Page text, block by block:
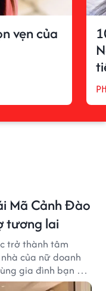
vẹn của
Mã Cảnh Đào
tương lai
trở thành tâm
của nữ doanh
gia đình bạn gái
tâm trên mạng